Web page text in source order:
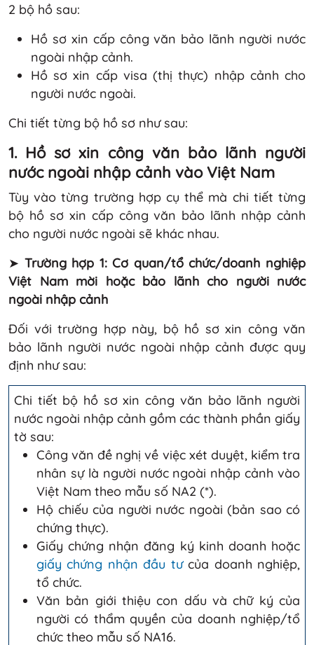
2 bộ hồ sau:
Hồ sơ xin cấp công văn bảo lãnh người nước
ngoài nhập cảnh.
Hồ sơ xin cấp visa (thị thực) nhập cảnh cho
người nước ngoài.
Chi tiết từng bộ hồ sơ như sau:
1. Hồ sơ xin công văn bảo lãnh người
nước ngoài nhập cảnh vào Việt Nam
Tùy vào từng trường hợp cụ thể mà chi tiết từng
bộ hồ sơ xin cấp công văn bảo lãnh nhập cảnh
cho người nước ngoài sẽ khác nhau.
➤ Trường hợp 1: Cơ quan/tổ chức/doanh nghiệp
Việt Nam mời hoặc bảo lãnh cho người nước
ngoài nhập cảnh
Đối với trường hợp này, bộ hồ sơ xin công văn
bảo lãnh người nước ngoài nhập cảnh được quy
định như sau:
Chi tiết bộ hồ sơ xin công văn bảo lãnh người
nước ngoài nhập cảnh gồm các thành phần giấy
tờ sau:
Công văn đề nghị về việc xét duyệt, kiểm tra
nhân sự là người nước ngoài nhập cảnh vào
Việt Nam theo mẫu số NA2 (*).
Hộ chiếu của người nước ngoài (bản sao có
chứng thực).
Giấy chứng nhận đăng ký kinh doanh hoặc
giấy chứng nhận đầu tưcủa doanh nghiệp,
tổ chức.
Văn bản giới thiệu con dấu và chữ ký của
người có thẩm quyền của doanh nghiệp/tổ
chức theo mẫu số NA16.